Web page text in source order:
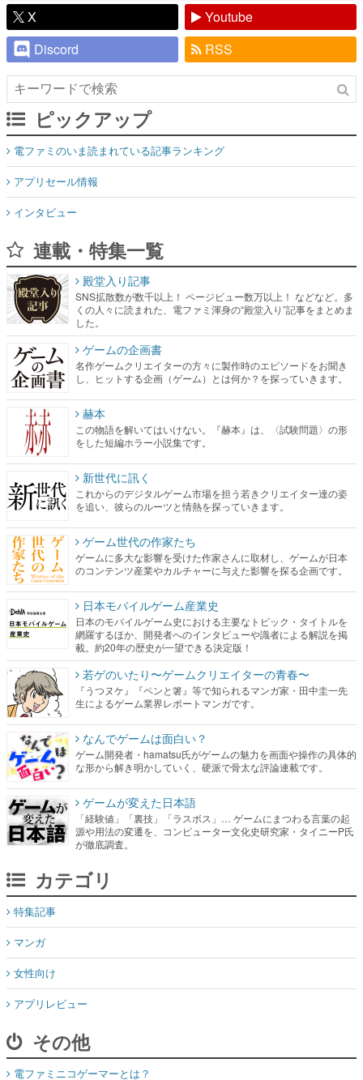
X
Youtube
Discord
RSS
ピックアップ
電ファミのいま読まれている記事ランキング
アプリセール情報
インタビュー
連載・特集一覧
殿堂入り記事
SNS拡散数が数千以上！ ページビュー数万以上！ などなど。多
くの人々に読まれた、電ファミ渾身の“殿堂入り”記事をまとめま
した。
ゲームの企画書
名作ゲームクリエイターの方々に製作時のエピソードをお聞き
し、ヒットする企画（ゲーム）とは何か？を探っていきます。
赫本
この物語を解いてはいけない。『赫本』は、〈試験問題〉の形
をした短編ホラー小説集です。
新世代に訊く
これからのデジタルゲーム市場を担う若きクリエイター達の姿
を追い、彼らのルーツと情熱を探っていきます。
ゲーム世代の作家たち
ゲームに多大な影響を受けた作家さんに取材し、ゲームが日本
のコンテンツ産業やカルチャーに与えた影響を探る企画です。
日本モバイルゲーム産業史
日本のモバイルゲーム史における主要なトピック・タイトルを
網羅するほか、開発者へのインタビューや識者による解説を掲
載。約20年の歴史が一望できる決定版！
若ゲのいたり〜ゲームクリエイターの青春〜
『うつヌケ』『ペンと箸』等で知られるマンガ家・田中圭一先
生によるゲーム業界レポートマンガです。
なんでゲームは面白い？
ゲーム開発者・hamatsu氏がゲームの魅力を画面や操作の具体的
な形から解き明かしていく、硬派で骨太な評論連載です。
ゲームが変えた日本語
「経験値」「裏技」「ラスボス」… ゲームにまつわる言葉の起
源や用法の変遷を、コンピューター文化史研究家・タイニーP氏
が徹底調査。
カテゴリ
特集記事
マンガ
女性向け
アプリレビュー
その他
電ファミニコゲーマーとは？